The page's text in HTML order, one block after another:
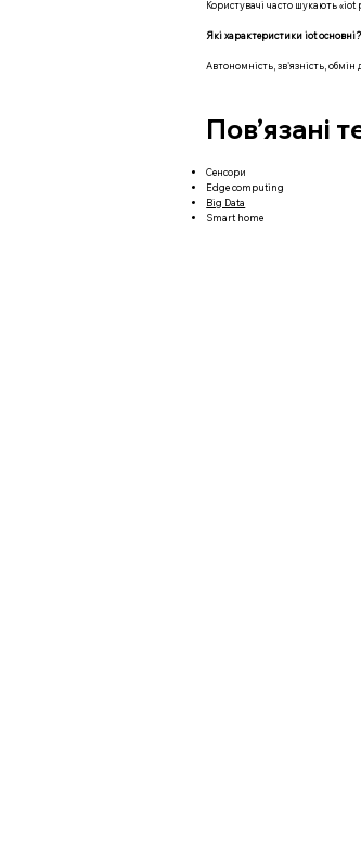
Користувачі часто шукають «iot
Які характеристики iot основні?
Автономність, зв'язність,
Пов’язані
Сенсори
Edge computing
Big Data
Smart home